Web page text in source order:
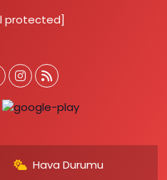
protected]
Hava Durumu